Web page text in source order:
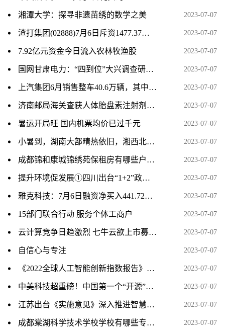
湘潭大学：探寻非遗苗绣的数学之美 2023-07-07
渣打集团(02888)7月6日斥资1477.37万英镑回购220.88万股 2023-07-07
7.92亿元资金今日流入农林牧渔股 2023-07-07
国网甘肃电力：“四到位”大兴调查研究 全方位提升服务水平 2023-07-07
上汽集团6月销售整车40.6万辆，其中新能源汽 8.6万辆 2023-07-07
济南邮局海关查获人体胎盘素注射剂100支 2023-07-07
暑运开局旺 国内机票均价已过千元 2023-07-07
小暑到，湖南大部晴热依旧，湘西北局地有暴雨 2023-07-07
成都锦和康城锦绣苑保租房有哪些户型？ 2023-07-07
提升环境促发展①四川出台“1+2”政策体系 助力民营经济高质量发展 2023-07-07
雅克科技：7月6日融资净买入441.72万元，连续3日累计净买入2170.13万元 2023-07-07
15部门联合行动 服务个体工商户 2023-07-07
云计算竞争日趋激烈 七牛云欲上市募资扩大市场份额 2023-07-07
自信心与专注 2023-07-07
《2022全球人工智能创新指数报告》发布 中国人工智能发展成效显著 2023-07-07
中美科技超重磅！中国第一个“开源”桌面操作系统问世 挑战微软、苹果全球市占率 2023-07-07
江苏出台《实施意见》深入推进智慧社区建设 2023-07-07
成都棠湖科学技术学校学校有哪些专业 学费怎么收 2023-07-07